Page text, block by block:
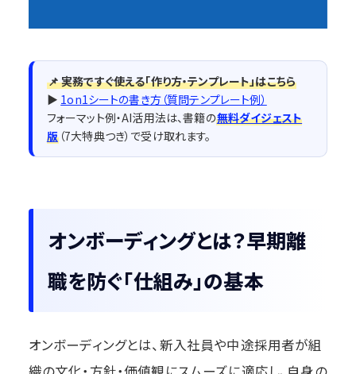
📌 実務ですぐ使える「作り方・テンプレート」はこちら
▶ 1on1シートの書き方（質問テンプレート例）
フォーマット例・AI活用法は、書籍の無料ダイジェスト
版 （7大特典つき）で受け取れます。
オンボーディングとは？早期離
職を防ぐ「仕組み」の基本
オンボーディングとは、新入社員や中途採用者が組